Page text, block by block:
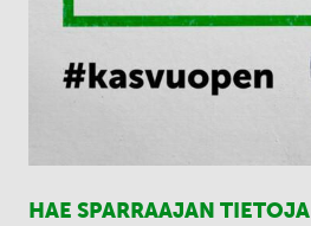
HAE SPARRAAJAN TIETOJA